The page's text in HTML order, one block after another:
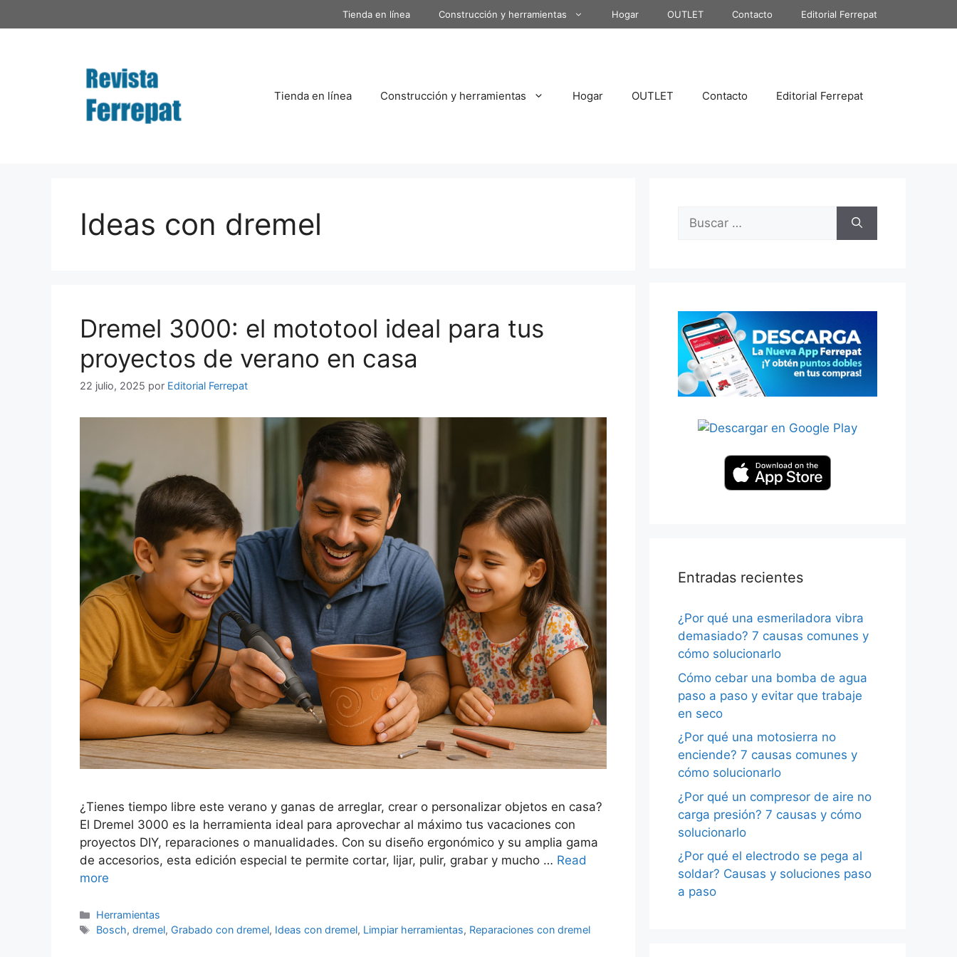
al
Tienda en línea Construcción y herramientas Hogar OUTLET Contacto Editorial Ferrepat
Tienda en línea Construcción y herramientas Hogar OUTLET Contacto Editorial Ferrepat
Ideas con dremel
Dremel 3000: el mototool ideal para tus
proyectos de verano en casa
22 julio, 2025 por Editorial Ferrepat
¿Tienes tiempo libre este verano y ganas de arreglar, crear o personalizar objetos en casa?
El Dremel 3000 es la herramienta ideal para aprovechar al máximo tus vacaciones con
proyectos DIY, reparaciones o manualidades. Con su diseño ergonómico y su amplia gama
de accesorios, esta edición especial te permite cortar, lijar, pulir, grabar y mucho … Read
more
Categorías
Herramientas
Etiquetas
Bosch,dremel, Grabado con dremel, Ideas con dremel, Limpiar herramientas, Reparaciones con dremel
Buscar:
Entradas recientes
¿Por qué una esmeriladora vibra
demasiado? 7 causas comunes y
cómo solucionarlo
Cómo cebar una bomba de agua
paso a paso y evitar que trabaje
en seco
¿Por qué una motosierra no
enciende? 7 causas comunes y
cómo solucionarlo
¿Por qué un compresor de aire no
carga presión? 7 causas y cómo
solucionarlo
¿Por qué el electrodo se pega al
soldar? Causas y soluciones paso
a paso